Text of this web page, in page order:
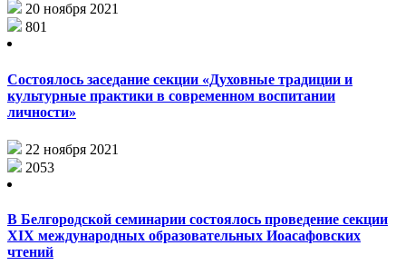
20 ноября 2021
801
Состоялось заседание секции «Духовные традиции и
культурные практики в современном воспитании
личности»
22 ноября 2021
2053
В Белгородской семинарии состоялось проведение секции
XIX международных образовательных Иоасафовских
чтений